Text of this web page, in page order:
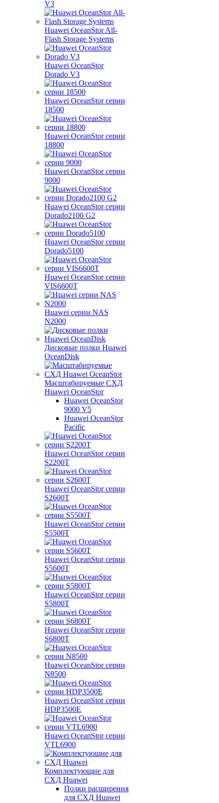
V3
Huawei OceanStor All-
Flash Storage Systems
Huawei OceanStor
Dorado V3
Huawei OceanStor серии
18500
Huawei OceanStor серии
18800
Huawei OceanStor серии
9000
Huawei OceanStor серии
Dorado2100 G2
Huawei OceanStor серии
Dorado5100
Huawei OceanStor серии
VIS6600T
Huawei серии NAS
N2000
Дисковые полки Huawei
OceanDisk
Масштабируемые СХД
Huawei OceanStor
Huawei OceanStor
9000 V5
Huawei OceanStor
Pacific
Huawei OceanStor серии
S2200T
Huawei OceanStor серии
S2600T
Huawei OceanStor серии
S5500T
Huawei OceanStor серии
S5600T
Huawei OceanStor серии
S5800T
Huawei OceanStor серии
S6800T
Huawei OceanStor серии
N8500
Huawei OceanStor серии
HDP3500E
Huawei OceanStor серии
VTL6900
Комплектующие для
СХД Huawei
Полки расширения
для СХД Huawei